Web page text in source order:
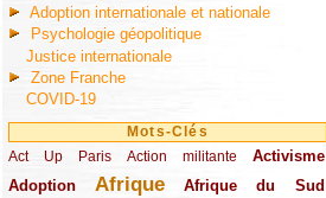
Adoption internationale et nationale
Psychologie géopolitique
Justice internationale
Zone Franche
COVID-19
Mots-Clés
Act Up Paris
(49/289) Action militante
(32/289) Activisme
(73/289)
Adoption
(82/289) Afrique
(161/289) Afrique du Sud
(73/289)